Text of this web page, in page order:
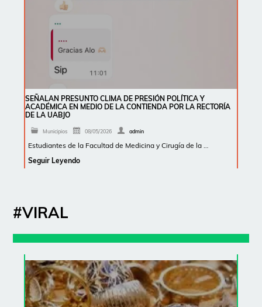
SEÑALAN PRESUNTO CLIMA DE PRESIÓN POLÍTICA Y
ACADÉMICA EN MEDIO DE LA CONTIENDA POR LA RECTORÍA
DE LA UABJO
Municipios 08/05/2026 admin
Estudiantes de la Facultad de Medicina y Cirugía de la …
Seguir Leyendo
#VIRAL